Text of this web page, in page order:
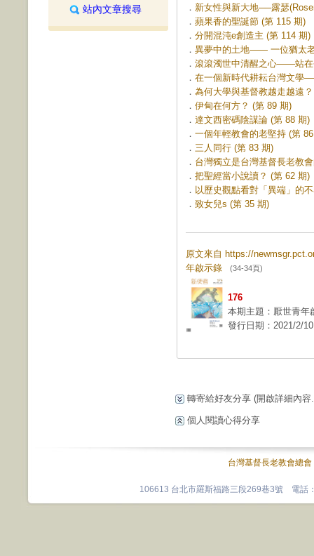
站內文章搜尋
． 新女性與新大地──露瑟
． 蘋果香的聖誕節 (第 115 期)
． 分開混沌e創造主 (第 114 期)
． 異夢中的土地—— 一位猶太
． 滾滾濁世中清醒之心——站在
． 在一個新時代耕耘台灣文學
． 為何大學與基督教越走越遠
． 伊甸在何方？ (第 89 期)
． 達文西密碼陰謀論 (第 88 期)
． 一個年輕教會的老堅持 (第
． 三人同行 (第 83 期)
． 台灣獨立是台灣基督長老教
． 把聖經當小說讀？ (第 62 期)
． 以歷史觀點看對「異端」的
． 致女兒s (第 35 期)
原文來自 https://
年啟示錄 (34-34頁)
176
本期主題：厭世青年
發行日期：2021/2/10
轉寄給好友分享 (開啟詳細內容
個人閱讀心得分享
台灣基督長老教會總會
106613 台北市羅斯福路三段269巷3號 電